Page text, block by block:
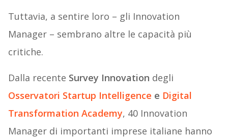
Tuttavia, a sentire loro – gli Innovation
Manager – sembrano altre le capacità più
critiche.
Dalla recente Survey Innovation degli
Osservatori Startup Intelligence e Digital
Transformation Academy, 40 Innovation
Manager di importanti imprese italiane hanno